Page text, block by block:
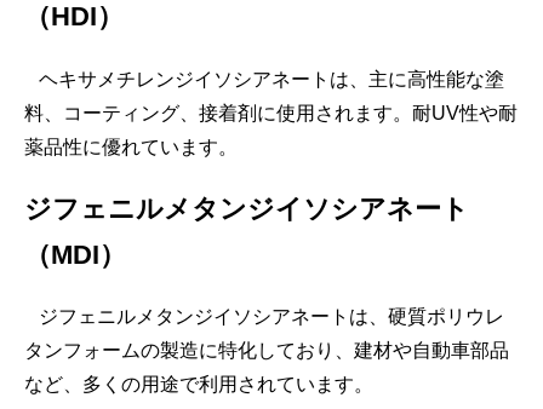
（HDI）
ヘキサメチレンジイソシアネートは、主に高性能な塗
料、コーティング、接着剤に使用されます。耐UV性や耐
薬品性に優れています。
ジフェニルメタンジイソシアネート
（MDI）
ジフェニルメタンジイソシアネートは、硬質ポリウレ
タンフォームの製造に特化しており、建材や自動車部品
など、多くの用途で利用されています。